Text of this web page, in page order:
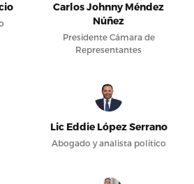
Carlos Johnny Méndez
Núñez
Presidente Cámara de
Representantes
Lic Eddie López Serrano
Abogado y analista político